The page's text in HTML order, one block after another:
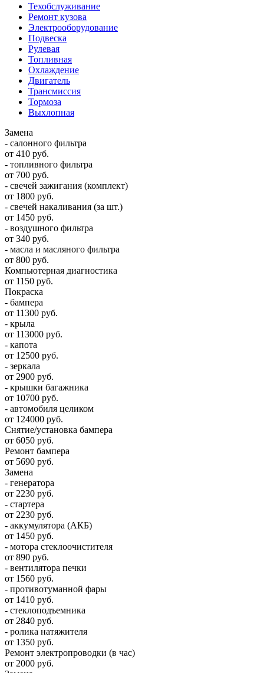
Техобслуживание
Ремонт кузова
Электрооборудование
Подвеска
Рулевая
Топливная
Охлаждение
Двигатель
Трансмиссия
Тормоза
Выхлопная
Замена
- салонного фильтра
от 410 руб.
- топливного фильтра
от 700 руб.
- свечей зажигания (комплект)
от 1800 руб.
- свечей накаливания (за шт.)
от 1450 руб.
- воздушного фильтра
от 340 руб.
- масла и масляного фильтра
от 800 руб.
Компьютерная диагностика
от 1150 руб.
Покраска
- бампера
от 11300 руб.
- крыла
от 113000 руб.
- капота
от 12500 руб.
- зеркала
от 2900 руб.
- крышки багажника
от 10700 руб.
- автомобиля целиком
от 124000 руб.
Снятие/установка бампера
от 6050 руб.
Ремонт бампера
от 5690 руб.
Замена
- генератора
от 2230 руб.
- стартера
от 2230 руб.
- аккумулятора (АКБ)
от 1450 руб.
- мотора стеклоочистителя
от 890 руб.
- вентилятора печки
от 1560 руб.
- противотуманной фары
от 1410 руб.
- стеклоподъемника
от 2840 руб.
- ролика натяжителя
от 1350 руб.
Ремонт электропроводки (в час)
от 2000 руб.